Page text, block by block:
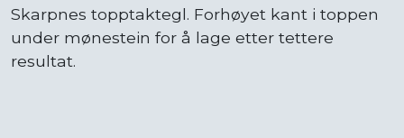
Skarpnes topptaktegl. Forhøyet kant i toppen
under mønestein for å lage etter tettere
resultat.